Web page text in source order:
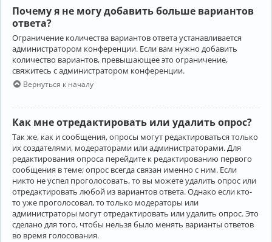
Почему я не могу добавить больше вариантов
ответа?
Ограничение количества вариантов ответа устанавливается
администратором конференции. Если вам нужно добавить
количество вариантов, превышающее это ограничение,
свяжитесь с администратором конференции.
Вернуться к началу
Как мне отредактировать или удалить опрос?
Так же, как и сообщения, опросы могут редактироваться только
их создателями, модераторами или администраторами. Для
редактирования опроса перейдите к редактированию первого
сообщения в теме; опрос всегда связан именно с ним. Если
никто не успел проголосовать, то вы можете удалить опрос или
отредактировать любой из вариантов ответа. Однако если кто-
то уже проголосовал, то только модераторы или
администраторы могут отредактировать или удалить опрос. Это
сделано для того, чтобы нельзя было менять варианты ответов
во время голосования.